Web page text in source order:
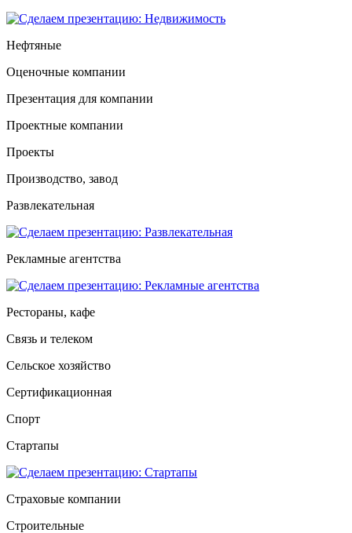
Нефтяные
Оценочные компании
Презентация для компании
Проектные компании
Проекты
Производство, завод
Развлекательная
Рекламные агентства
Рестораны, кафе
Связь и телеком
Сельское хозяйство
Сертификационная
Спорт
Стартапы
Страховые компании
Строительные